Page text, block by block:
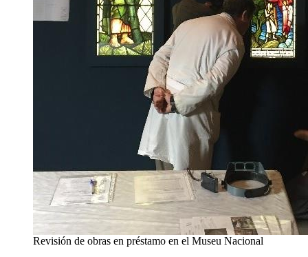
Revisión de obras en préstamo en el Museu Nacional